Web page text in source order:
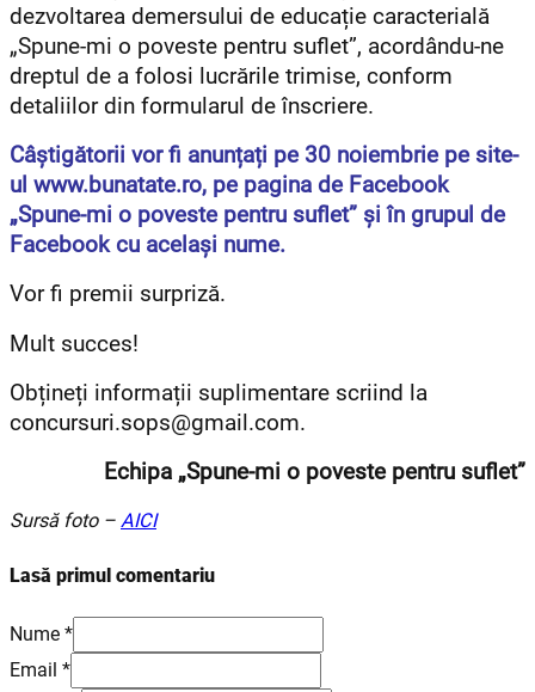
dezvoltarea demersului de educație caracterială
„Spune-mi o poveste pentru suflet”, acordându-ne
dreptul de a folosi lucrările trimise, conform
detaliilor din formularul de înscriere.
Câștigătorii vor fi anunțați pe 30 noiembrie pe site-
ul www.bunatate.ro, pe pagina de Facebook
„Spune-mi o poveste pentru suflet” și în grupul de
Facebook cu același nume.
Vor fi premii surpriză.
Mult succes!
Obțineți informații suplimentare scriind la
concursuri.sops@gmail.com.
Echipa „Spune-mi o poveste pentru suflet”
Sursă foto – AICI
Lasă primul comentariu
Nume *
Email *